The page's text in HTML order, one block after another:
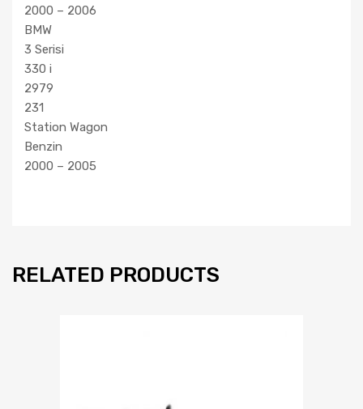
2000 – 2006
BMW
3 Serisi
330 i
2979
231
Station Wagon
Benzin
2000 – 2005
RELATED PRODUCTS